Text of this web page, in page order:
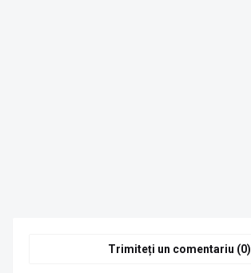
Trimiteți un comentariu (0)